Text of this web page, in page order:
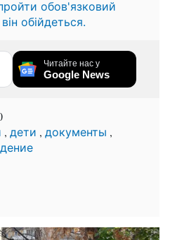
обов'язковий
обійдеться.
Читайте нас у
Google News
, дети , документы ,